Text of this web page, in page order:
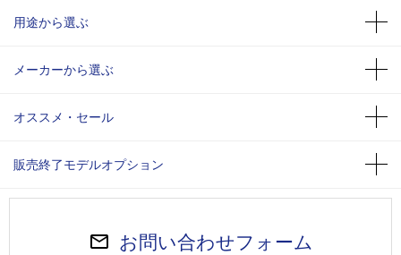
用途から選ぶ
メーカーから選ぶ
オススメ・セール
販売終了モデルオプション
お問い合わせフォーム